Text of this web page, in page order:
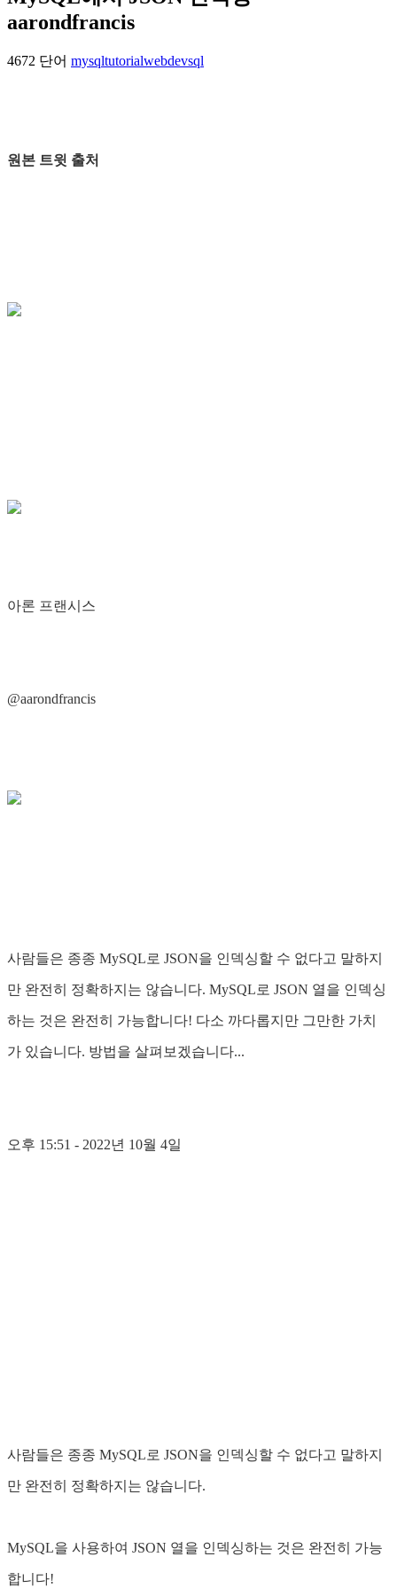
aarondfrancis
4672 단어 mysqltutorialwebdevsql
원본 트윗 출처
아론 프랜시스
@aarondfrancis
사람들은 종종 MySQL로 JSON을 인덱싱할 수 없다고 말하지
만 완전히 정확하지는 않습니다. MySQL로 JSON 열을 인덱싱
하는 것은 완전히 가능합니다! 다소 까다롭지만 그만한 가치
가 있습니다. 방법을 살펴보겠습니다...
오후 15:51 - 2022년 10월 4일
사람들은 종종 MySQL로 JSON을 인덱싱할 수 없다고 말하지
만 완전히 정확하지는 않습니다.
MySQL을 사용하여 JSON 열을 인덱싱하는 것은 완전히 가능
합니다!